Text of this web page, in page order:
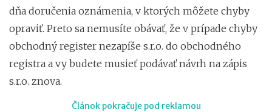
dňa doručenia oznámenia, v ktorých môžete chyby
opraviť. Preto sa nemusíte obávať, že v prípade chyby
obchodný register nezapíše s.r.o. do obchodného
registra a vy budete musieť podávať návrh na zápis
s.r.o. znova.
Článok pokračuje pod reklamou